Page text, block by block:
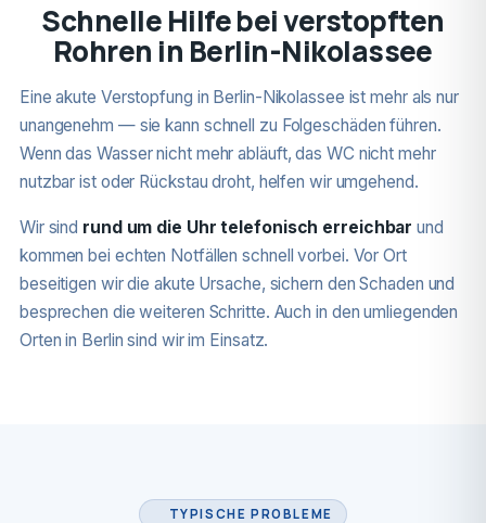
Schnelle Hilfe bei verstopften
Rohren in Berlin-Nikolassee
Eine akute Verstopfung in Berlin-Nikolassee ist mehr als nur
unangenehm — sie kann schnell zu Folgeschäden führen.
Wenn das Wasser nicht mehr abläuft, das WC nicht mehr
nutzbar ist oder Rückstau droht, helfen wir umgehend.
Wir sind rund um die Uhr telefonisch erreichbar und
kommen bei echten Notfällen schnell vorbei. Vor Ort
beseitigen wir die akute Ursache, sichern den Schaden und
besprechen die weiteren Schritte. Auch in den umliegenden
Orten in Berlin sind wir im Einsatz.
TYPISCHE PROBLEME